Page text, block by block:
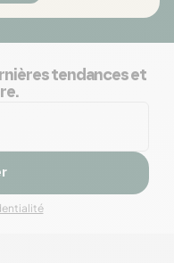
tendances et